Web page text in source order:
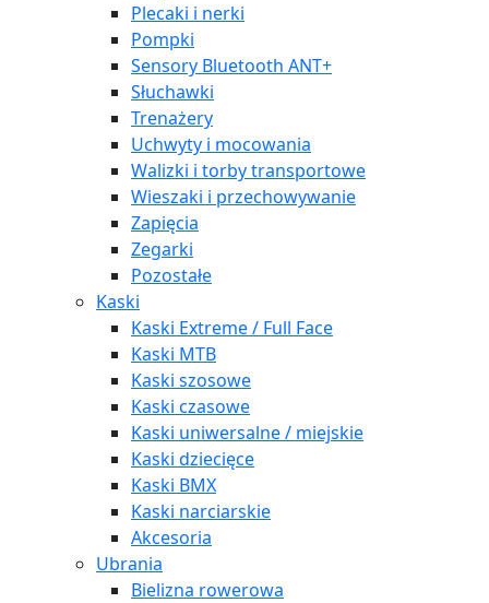
Plecaki i nerki
Pompki
Sensory Bluetooth ANT+
Słuchawki
Trenażery
Uchwyty i mocowania
Walizki i torby transportowe
Wieszaki i przechowywanie
Zapięcia
Zegarki
Pozostałe
Kaski
Kaski Extreme / Full Face
Kaski MTB
Kaski szosowe
Kaski czasowe
Kaski uniwersalne / miejskie
Kaski dziecięce
Kaski BMX
Kaski narciarskie
Akcesoria
Ubrania
Bielizna rowerowa